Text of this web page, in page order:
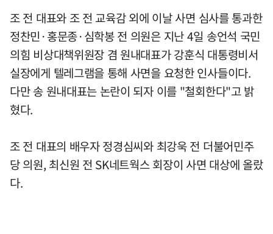
조 전 대표와 조 전 교육감 외에 이날 사면 심사를 통과한
정찬민·홍문종·심학봉 전 의원은 지난 4일 송언석 국민
의힘 비상대책위원장 겸 원내대표가 강훈식 대통령비서
실장에게 텔레그램을 통해 사면을 요청한 인사들이다.
다만 송 원내대표는 논란이 되자 이를 "철회한다"고 밝
혔다.
조 전 대표의 배우자 정경심씨와 최강욱 전 더불어민주
당 의원, 최신원 전 SK네트웍스 회장이 사면 대상에 올랐
다.